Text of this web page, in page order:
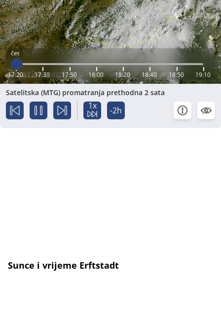
čet
17:20 17:30 17:50 18:00 18:20 18:40 18:50 19:10
Satelitska (MTG) promatranja prethodna 2 sata
1x -2h
Sunce i vrijeme Erftstadt